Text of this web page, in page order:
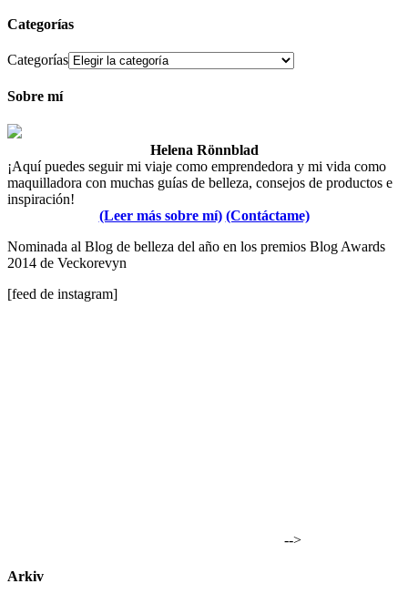
Categorías
Categorías
Sobre mí
Helena Rönnblad
¡Aquí puedes seguir mi viaje como emprendedora y mi vida como
maquilladora con muchas guías de belleza, consejos de productos e
inspiración!
(Leer más sobre mí) (Contáctame)
Nominada al Blog de belleza del año en los premios Blog Awards
2014 de Veckorevyn
[feed de instagram]
-->
Arkiv